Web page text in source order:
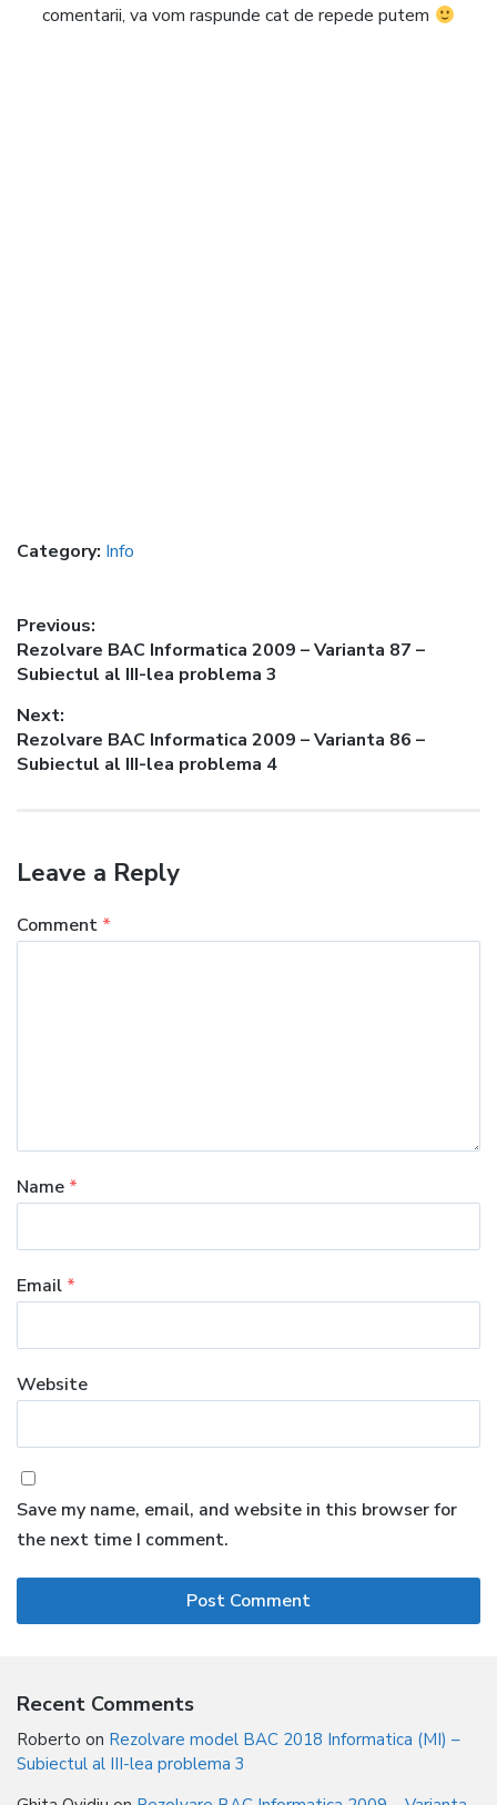
comentarii, va vom raspunde cat de repede putem
Category: Info
Post
navigation
Previous:
Previous
post:
Rezolvare BAC Informatica 2009 – Varianta 87 –
Subiectul al III-lea problema 3
Next:
Next
post:
Rezolvare BAC Informatica 2009 – Varianta 86 –
Subiectul al III-lea problema 4
Leave a Reply
Comment *
Name *
Email *
Website
Save my name, email, and website in this browser for
the next time I comment.
Recent Comments
Roberto on Rezolvare model BAC 2018 Informatica (MI) –
Subiectul al III-lea problema 3